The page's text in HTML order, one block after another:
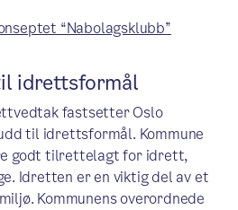
“Nabolagsklubb”
idrettsformål
fastsetter Oslo
til idrettsformål. Kommune
godt tilrettelagt for idrett,
Idretten er en viktig del av et
Kommunens overordnede